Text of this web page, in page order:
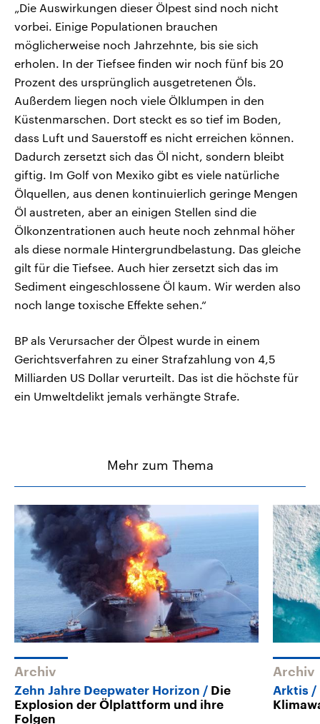
„Die Auswirkungen dieser Ölpest sind noch nicht
vorbei. Einige Populationen brauchen
möglicherweise noch Jahrzehnte, bis sie sich
erholen. In der Tiefsee finden wir noch fünf bis 20
Prozent des ursprünglich ausgetretenen Öls.
Außerdem liegen noch viele Ölklumpen in den
Küstenmarschen. Dort steckt es so tief im Boden,
dass Luft und Sauerstoff es nicht erreichen können.
Dadurch zersetzt sich das Öl nicht, sondern bleibt
giftig. Im Golf von Mexiko gibt es viele natürliche
Ölquellen, aus denen kontinuierlich geringe Mengen
Öl austreten, aber an einigen Stellen sind die
Ölkonzentrationen auch heute noch zehnmal höher
als diese normale Hintergrundbelastung. Das gleiche
gilt für die Tiefsee. Auch hier zersetzt sich das im
Sediment eingeschlossene Öl kaum. Wir werden also
noch lange toxische Effekte sehen.“
BP als Verursacher der Ölpest wurde in einem
Gerichtsverfahren zu einer Strafzahlung von 4,5
Milliarden US Dollar verurteilt. Das ist die höchste für
ein Umweltdelikt jemals verhängte Strafe.
Mehr zum Thema
Archiv
Zehn Jahre Deepwater Horizon
Die
Explosion der Ölplattform und ihre
Folgen
Archiv
Arktis